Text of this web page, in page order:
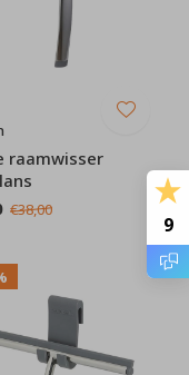
raamwisser
€38,00
9